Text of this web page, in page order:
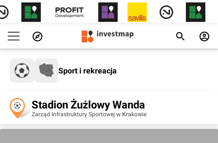
Sport i rekreacja
Stadion Żużlowy Wanda
Zarząd Infrastruktury Sportowej w Krakowie